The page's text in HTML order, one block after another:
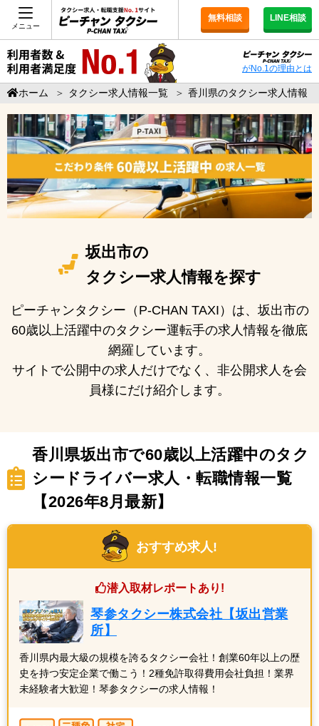
メニュー
無料相談 LINE相談
がNo.1の理由とは
ホーム ＞ タクシー求人情報一覧 ＞ 香川県のタクシー求人情報
坂出市の
タクシー求人情報を探す
ピーチャンタクシー（P-CHAN TAXI）は、坂出市の
60歳以上活躍中のタクシー運転手の求人情報を徹底
網羅しています。
サイトで公開中の求人だけでなく、非公開求人を会
員様にだけ紹介します。
香川県坂出市で60歳以上活躍中のタク
シードライバー求人・転職情報一覧
【2026年8月最新】
おすすめ求人!
潜入取材レポートあり!
琴参タクシー株式会社【坂出営業
所】
香川県内最大級の規模を誇るタクシー会社！創業60年以上の歴
史を持つ安定企業で働こう！2種免許取得費用会社負担！業界
未経験者大歓迎！琴参タクシーの求人情報！